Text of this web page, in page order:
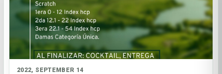
2022, SEPTEMBER 14